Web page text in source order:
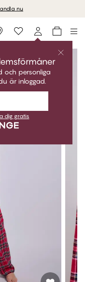
nu
och personliga
är inloggad.
dig gratis